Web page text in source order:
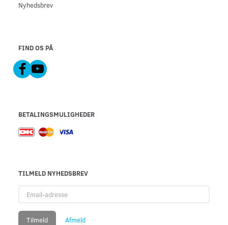
Nyhedsbrev
FIND OS PÅ
BETALINGSMULIGHEDER
TILMELD NYHEDSBREV
adresse
Tilmeld Afmeld